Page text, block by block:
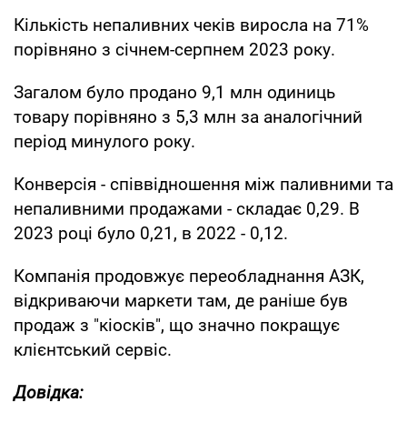
Кількість непаливних чеків виросла на 71%
порівняно з січнем-серпнем 2023 року.
Загалом було продано 9,1 млн одиниць
товару порівняно з 5,3 млн за аналогічний
період минулого року.
Конверсія - співвідношення між паливними та
непаливними продажами - складає 0,29. В
2023 році було 0,21, в 2022 - 0,12.
Компанія продовжує переобладнання АЗК,
відкриваючи маркети там, де раніше був
продаж з "кіосків", що значно покращує
клієнтський сервіс.
Довідка: